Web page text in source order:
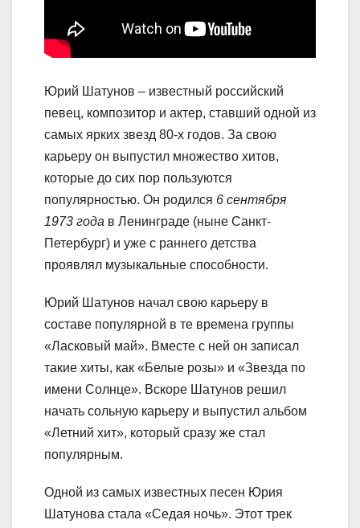
Юрий Шатунов – известный российский
певец, композитор и актер, ставший одной из
самых ярких звезд 80-х годов. За свою
карьеру он выпустил множество хитов,
которые до сих пор пользуются
популярностью. Он родился 6 сентября
1973 года в Ленинграде (ныне Санкт-
Петербург) и уже с раннего детства
проявлял музыкальные способности.
Юрий Шатунов начал свою карьеру в
составе популярной в те времена группы
«Ласковый май». Вместе с ней он записал
такие хиты, как «Белые розы» и «Звезда по
имени Солнце». Вскоре Шатунов решил
начать сольную карьеру и выпустил альбом
«Летний хит», который сразу же стал
популярным.
Одной из самых известных песен Юрия
Шатунова стала «Седая ночь». Этот трек